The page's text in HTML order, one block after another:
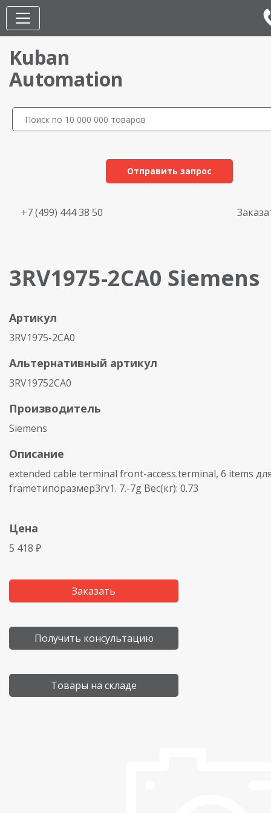
Kuban
Automation
Отправить запрос
+7 (499) 444 38 50
3RV1975-2CA0 Siemens
Артикул
3RV1975-2CA0
Альтернативный артикул
3RV19752CA0
Производитель
Siemens
Описание
extended cable terminal front-access.terminal, 6 items
frameтипоразмер3rv1. 7.-7g Вес(кг): 0.73
Цена
5 418 ₽
Заказать
Получить консультацию
Товары на складе